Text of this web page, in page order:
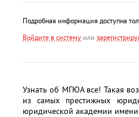
Подробная информация доступна
Войдите в систему или
Узнать об МГЮА все! Такая
из самых престижных
юридической академии